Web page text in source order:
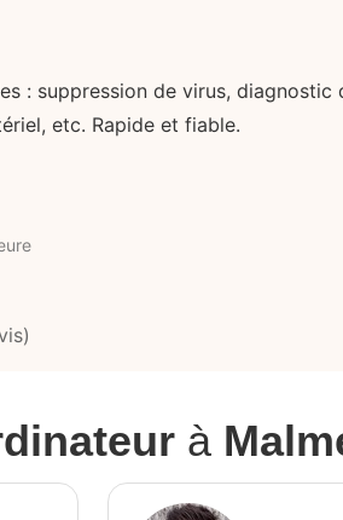
: suppression de virus, diagnostic
etc. Rapide et fiable.
à